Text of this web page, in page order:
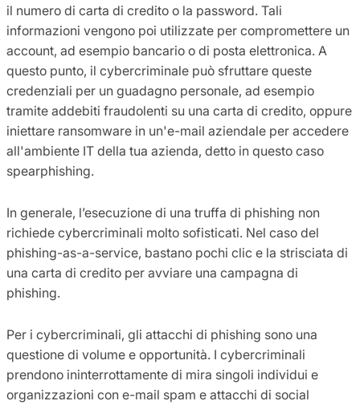
il numero di carta di credito o la password. Tali
informazioni vengono poi utilizzate per compromettere un
account, ad esempio bancario o di posta elettronica. A
questo punto, il cybercriminale può sfruttare queste
credenziali per un guadagno personale, ad esempio
tramite addebiti fraudolenti su una carta di credito, oppure
iniettare ransomware in un'e-mail aziendale per accedere
all'ambiente IT della tua azienda, detto in questo caso
spearphishing.
In generale, l’esecuzione di una truffa di phishing non
richiede cybercriminali molto sofisticati. Nel caso del
phishing-as-a-service, bastano pochi clic e la strisciata di
una carta di credito per avviare una campagna di
phishing.
Per i cybercriminali, gli attacchi di phishing sono una
questione di volume e opportunità. I cybercriminali
prendono ininterrottamente di mira singoli individui e
organizzazioni con e-mail spam e attacchi di social